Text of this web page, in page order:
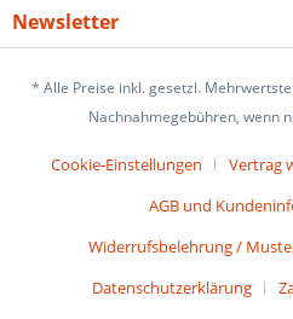
Newsletter
* Alle Preise inkl. gesetzl.
Nachnahmegebühren, wenn
Cookie-Einstellungen Vertrag
AGB und
Widerrufsbelehrung /
Datenschutzerklärung